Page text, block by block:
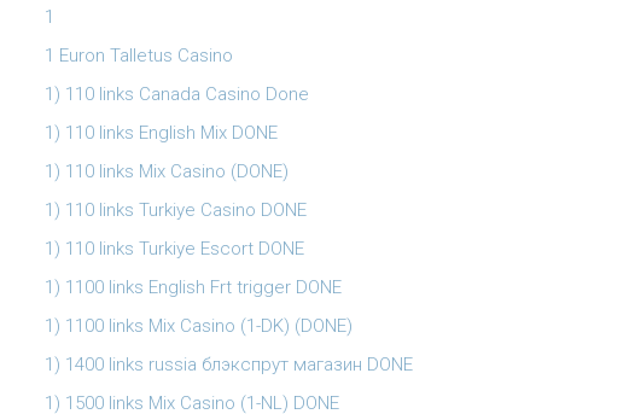
1
1 Euron Talletus Casino
1) 110 links Canada Casino Done
1) 110 links English Mix DONE
1) 110 links Mix Casino (DONE)
1) 110 links Turkiye Casino DONE
1) 110 links Turkiye Escort DONE
1) 1100 links English Frt trigger DONE
1) 1100 links Mix Casino (1-DK) (DONE)
1) 1400 links russia блэкспрут магазин DONE
1) 1500 links Mix Casino (1-NL) DONE